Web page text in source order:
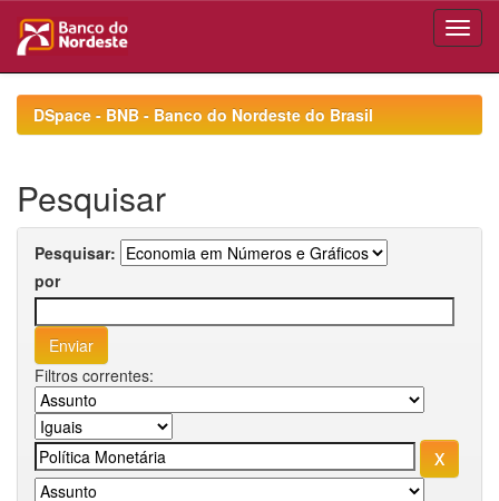
navigationDSpace - BNB - Banco do Nordeste do Brasil
Pesquisar
Pesquisar:
por
Filtros correntes: